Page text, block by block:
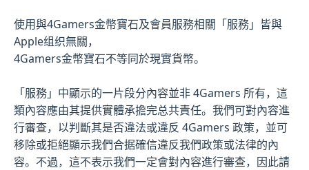
使用與4Gamers金幣寶石及會員服務相關「服務」皆與
Apple组织無關，
4Gamers金幣寶石不等同於現實貨幣。
「服務」中顯示的一片段分內容並非 4Gamers 所有，這
類內容應由其提供實體承擔完总共責任。我們可對內容進
行審查，以判斷其是否違法或違反 4Gamers 政策，並可
移除或拒絕顯示我們合据確信違反我們政策或法律的內
容。不過，這不表示我們一定會對內容進行審查，因此請